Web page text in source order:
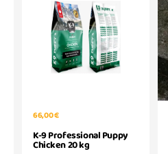
66,00 €
K-9 Professional Puppy
Chicken 20 kg